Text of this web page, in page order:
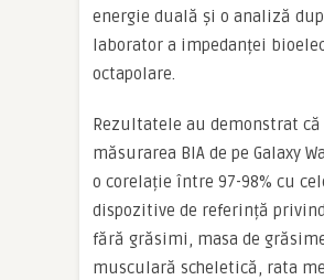
energie duală și o analiză
laborator a impedanței
octapolare.
Rezultatele au demonstrat că
măsurarea BIA de pe Galaxy
o corelație între 97-98% cu
dispozitive de referință
fără grăsimi, masa de
musculară scheletică, rata